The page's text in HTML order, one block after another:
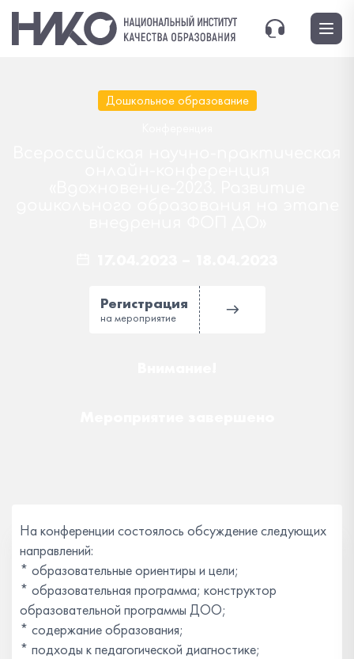
Дошкольное образование
Регистрация
на мероприятие
На конференции состоялось обсуждение следующих
направлений:
* образовательные ориентиры и цели;
* образовательная программа; конструктор
образовательной программы ДОО;
* содержание образования;
* подходы к педагогической диагностике;